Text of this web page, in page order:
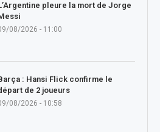
pleure la mort de Jorge
08/2026 - 11:00
: Hansi Flick confirme le
de 2 joueurs
08/2026 - 10:58